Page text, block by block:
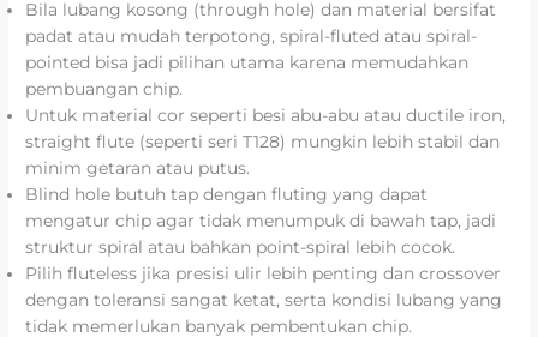
Bila lubang kosong (through hole) dan material bersifat
padat atau mudah terpotong, spiral-fluted atau spiral-
pointed bisa jadi pilihan utama karena memudahkan
pembuangan chip.
Untuk material cor seperti besi abu-abu atau ductile iron,
straight flute (seperti seri T128) mungkin lebih stabil dan
minim getaran atau putus.
Blind hole butuh tap dengan fluting yang dapat
mengatur chip agar tidak menumpuk di bawah tap, jadi
struktur spiral atau bahkan point-spiral lebih cocok.
Pilih fluteless jika presisi ulir lebih penting dan crossover
dengan toleransi sangat ketat, serta kondisi lubang yang
tidak memerlukan banyak pembentukan chip.